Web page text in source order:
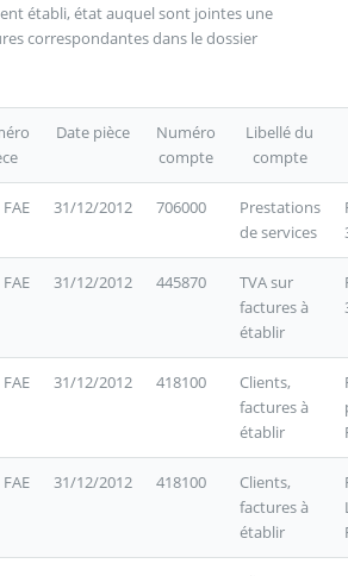
établi, état auquel sont jointes une
correspondantes dans le dossier
Date pièce
Numéro
compte
Libellé du
compte
FAE 31/12/2012 706000
Prestations
de services
FAE 31/12/2012 445870
TVA sur
factures à
établir
FAE 31/12/2012 418100
Clients,
factures à
établir
FAE 31/12/2012 418100
Clients,
factures à
établir